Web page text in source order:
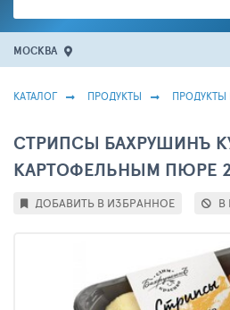
МОСКВА
КАТАЛОГ ПРОДУКТЫ ПРОДУКТЫ
СТРИПСЫ БАХРУШИНЪ
КАРТОФЕЛЬНЫМ ПЮРЕ
ДОБАВИТЬ В ИЗБРАННОЕ В